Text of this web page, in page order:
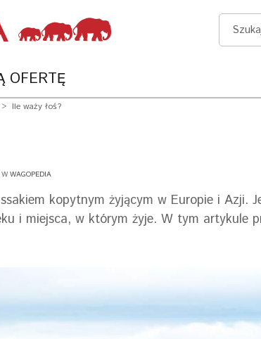
OFERTĘ
> Ile waży łoś?
WAGOPEDIA
kopytnym żyjącym w Europie i Azji.
i miejsca, w którym żyje. W tym artykule